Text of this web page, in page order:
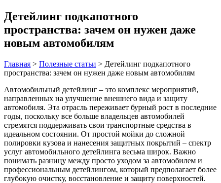
Детейлинг подкапотного
пространства: зачем он нужен даже
новым автомобилям
Главная > Полезные статьи > Детейлинг подкапотного
пространства: зачем он нужен даже новым автомобилям
Автомобильный детейлинг – это комплекс мероприятий,
направленных на улучшение внешнего вида и защиту
автомобиля. Эта отрасль переживает бурный рост в последние
годы, поскольку все больше владельцев автомобилей
стремятся поддерживать свои транспортные средства в
идеальном состоянии. От простой мойки до сложной
полировки кузова и нанесения защитных покрытий – спектр
услуг автомобильного детейлинга весьма широк. Важно
понимать разницу между просто уходом за автомобилем и
профессиональным детейлингом, который предполагает более
глубокую очистку, восстановление и защиту поверхностей.